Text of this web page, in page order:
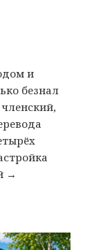
и
безнал
→